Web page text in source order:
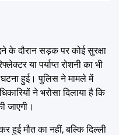
के दौरान सड़क पर कोई सुरक्षा
या पर्याप्त रोशनी का भी
हुई। पुलिस ने मामले में
ने भरोसा दिलाया है कि
जाएगी।
हुई मौत का नहीं, बल्कि दिल्ली